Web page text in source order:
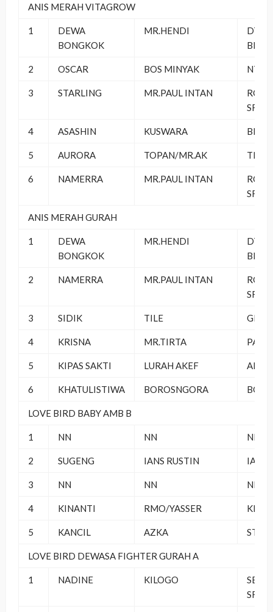
ANIS MERAH VITAGROW
1
DEWA
BONGKOK
MR.HENDI
DT
2 OSCAR BOS MINYAK NTRL
3 STARLING MR.PAUL INTAN
SF
4 ASASHIN KUSWARA
5 AURORA TOPAN/MR.AK TNT
6 NAMERRA MR.PAUL INTAN
SF
ANIS MERAH GURAH
1
DEWA
BONGKOK
MR.HENDI
DT
2 NAMERRA MR.PAUL INTAN
SF
3 SIDIK TILE GH SF
4 KRISNA MR.TIRTA
5 KIPAS SAKTI LURAH AKEF AKP
6 KHATULISTIWA BOROSNGORA
LOVE BIRD BABY AMB B
1 NN NN NN
2 SUGENG IANS RUSTIN IANS
3 NN NN NN
4 KINANTI RMO/YASSER KBK
5 KANCIL AZKA
LOVE BIRD DEWASA FIGHTER GURAH A
1 NADINE KILOGO
SF